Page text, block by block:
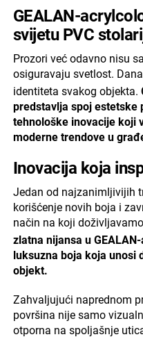
GEALAN-
svijetu PVC
Prozori već odavno nisu
osiguravaju svetlost.
identiteta svakog objekta.
predstavlja spoj estetske
tehnološke inovacije koji
moderne trendove u
Inovacija koja
Jedan od najzanimljivijih
korišćenje novih boja i
način na koji
zlatna nijansa u
luksuzna boja koja unosi
objekt.
Zahvaljujući naprednom
površina nije samo
otporna na spoljašnje